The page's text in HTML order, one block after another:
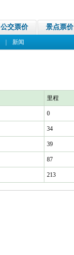
公交票价 景点票价
新闻
里程
0
34
39
87
213